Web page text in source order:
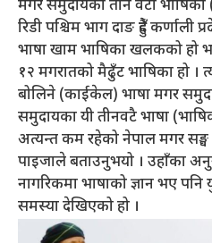
मगर समुदायका तीन वटा
रिडी पश्चिम भाग दाङ हुँदै कर्णाली
भाषा खाम भाषिका खलकको हो
१२ मगरातको मैढुँट भाषिका हो ।
बोलिने (काईकेल) भाषा मगर
समुदायका यी तीनवटै भाषा
अत्यन्त कम रहेको नेपाल मगर सङ्घ
पाइजाले बताउनुभयो । उहाँका
नागरिकमा भाषाको ज्ञान भए
समस्या देखिएको हो ।